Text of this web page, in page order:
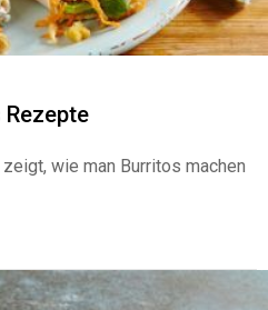
wie man Burritos machen